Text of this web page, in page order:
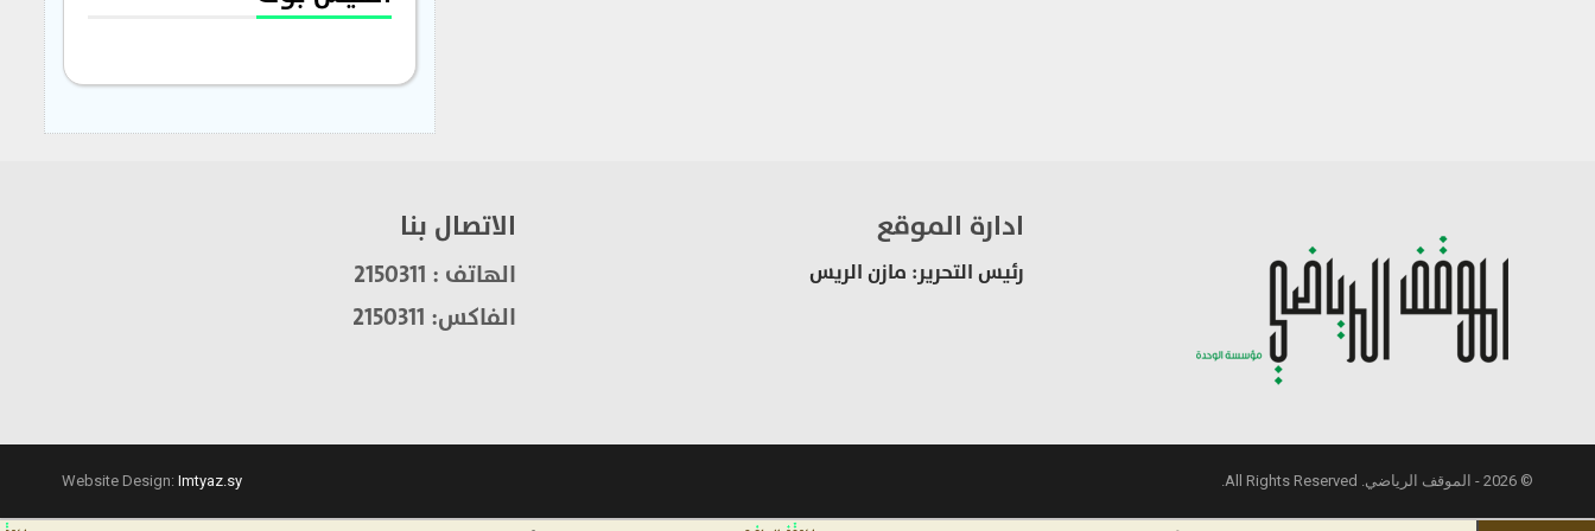
ادارة الموقع
رئيس التحرير: مازن الريس
الاتصال بنا
الهاتف : 2150311
الفاكس: 2150311
© 2026 - الموقف الرياضي. All Rights Reserved. Website Design: Imtyaz.sy